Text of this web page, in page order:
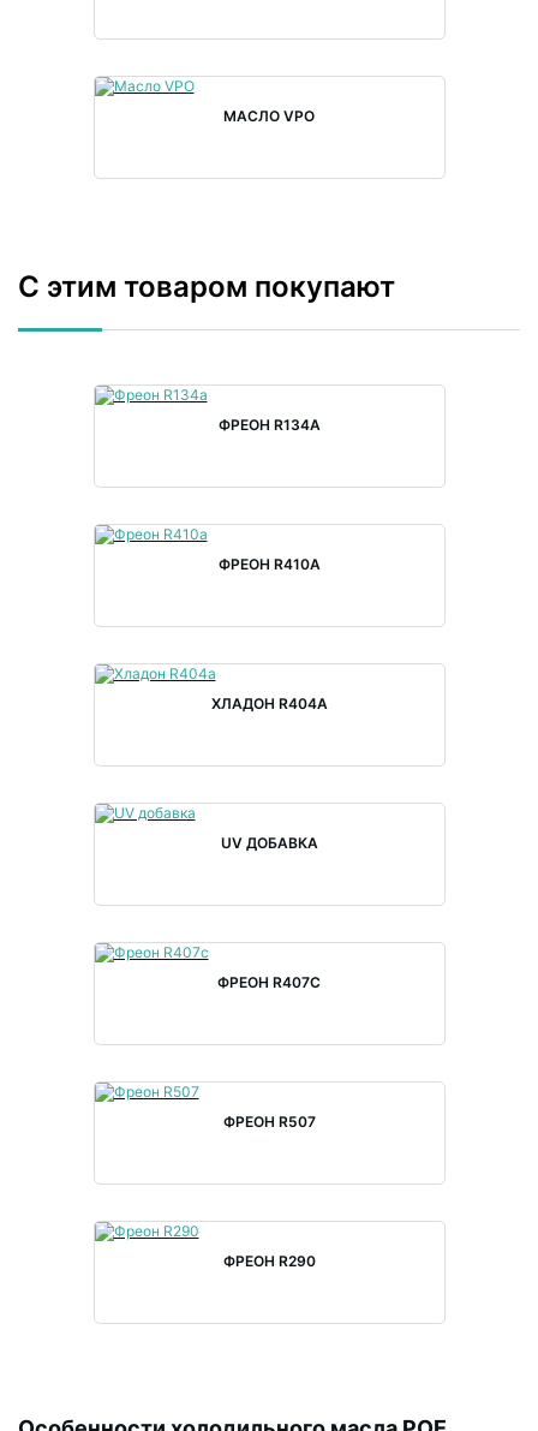
МАСЛО VPO
С этим товаром покупают
ФРЕОН R134A
ФРЕОН R410A
ХЛАДОН R404A
UV ДОБАВКА
ФРЕОН R407С
ФРЕОН R507
ФРЕОН R290